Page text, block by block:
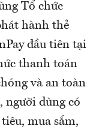
Tổ chức
hành thẻ
đầu tiên tại
thanh toán
và an toàn
người dùng có
mua sắm,